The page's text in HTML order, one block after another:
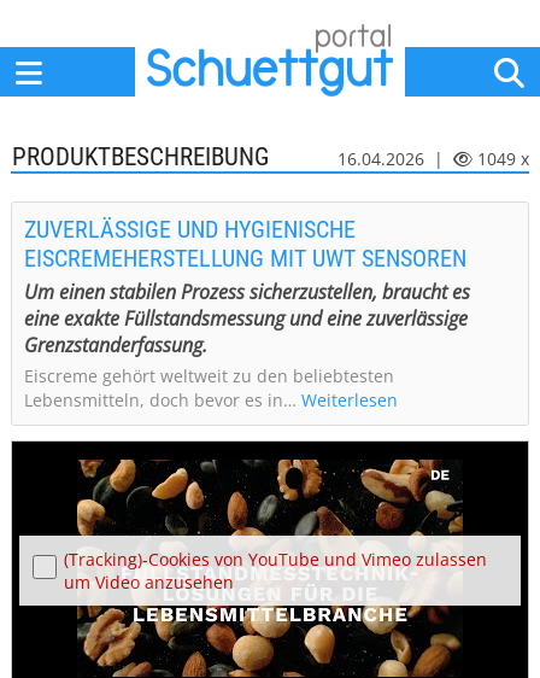
PRODUKTBESCHREIBUNG 16.04.2026 | 1049 x
ZUVERLÄSSIGE UND HYGIENISCHE
EISCREMEHERSTELLUNG MIT UWT SENSOREN
Um einen stabilen Prozess sicherzustellen, braucht es
eine exakte Füllstandsmessung und eine zuverlässige
Grenzstanderfassung.
Eiscreme gehört weltweit zu den beliebtesten
Lebensmitteln, doch bevor es in… Weiterlesen
(Tracking)-Cookies von YouTube und Vimeo zulassen
um Video anzusehen